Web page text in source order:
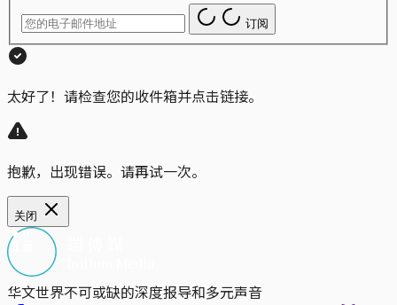
订阅
太好了！请检查您的收件箱并点击链接。
抱歉，出现错误。请再试一次。
关闭
华文世界不可或缺的深度报导和多元声音